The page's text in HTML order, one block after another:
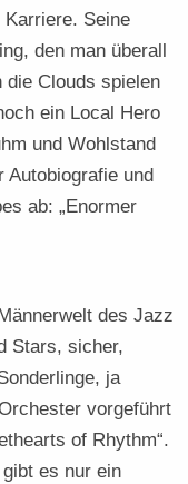
Seine
den man überall
die Clouds spielen
ein Local Hero
und Wohlstand
und
ab: „Enormer
des Jazz
Stars, sicher,
ja
vorgeführt
of Rhythm“.
es nur ein